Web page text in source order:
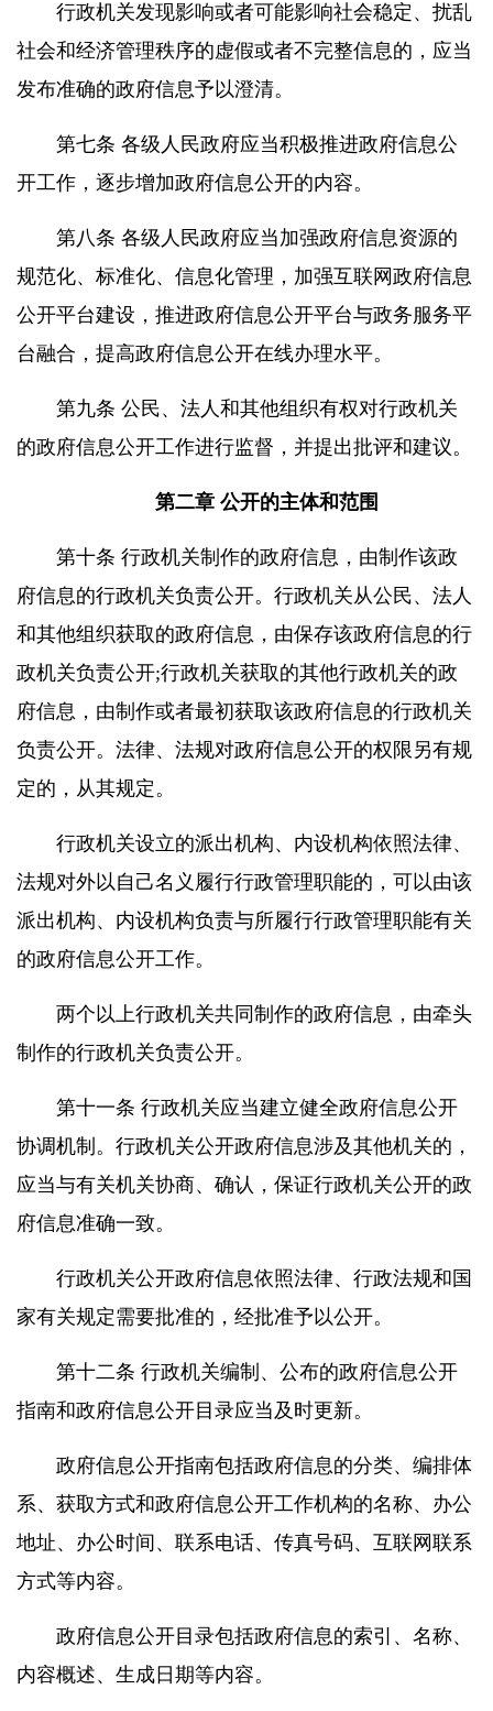
行政机关发现影响或者可能影响社会稳定、扰乱
社会和经济管理秩序的虚假或者不完整信息的，应当
发布准确的政府信息予以澄清。
第七条 各级人民政府应当积极推进政府信息公
开工作，逐步增加政府信息公开的内容。
第八条 各级人民政府应当加强政府信息资源的
规范化、标准化、信息化管理，加强互联网政府信息
公开平台建设，推进政府信息公开平台与政务服务平
台融合，提高政府信息公开在线办理水平。
第九条 公民、法人和其他组织有权对行政机关
的政府信息公开工作进行监督，并提出批评和建议。
第二章 公开的主体和范围
第十条 行政机关制作的政府信息，由制作该政
府信息的行政机关负责公开。行政机关从公民、法人
和其他组织获取的政府信息，由保存该政府信息的行
政机关负责公开;行政机关获取的其他行政机关的政
府信息，由制作或者最初获取该政府信息的行政机关
负责公开。法律、法规对政府信息公开的权限另有规
定的，从其规定。
行政机关设立的派出机构、内设机构依照法律、
法规对外以自己名义履行行政管理职能的，可以由该
派出机构、内设机构负责与所履行行政管理职能有关
的政府信息公开工作。
两个以上行政机关共同制作的政府信息，由牵头
制作的行政机关负责公开。
第十一条 行政机关应当建立健全政府信息公开
协调机制。行政机关公开政府信息涉及其他机关的，
应当与有关机关协商、确认，保证行政机关公开的政
府信息准确一致。
行政机关公开政府信息依照法律、行政法规和国
家有关规定需要批准的，经批准予以公开。
第十二条 行政机关编制、公布的政府信息公开
指南和政府信息公开目录应当及时更新。
政府信息公开指南包括政府信息的分类、编排体
系、获取方式和政府信息公开工作机构的名称、办公
地址、办公时间、联系电话、传真号码、互联网联系
方式等内容。
政府信息公开目录包括政府信息的索引、名称、
内容概述、生成日期等内容。